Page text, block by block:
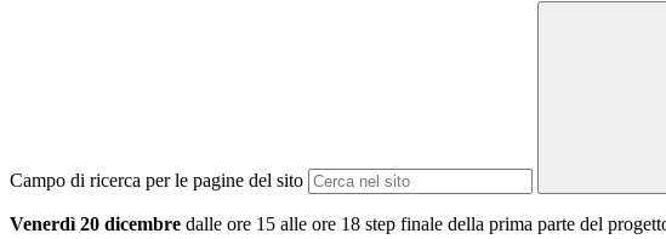
Campo di ricerca per le pagine del sito
Venerdì 20 dicembre dalle ore 15 alle ore 18 step finale della prima parte del